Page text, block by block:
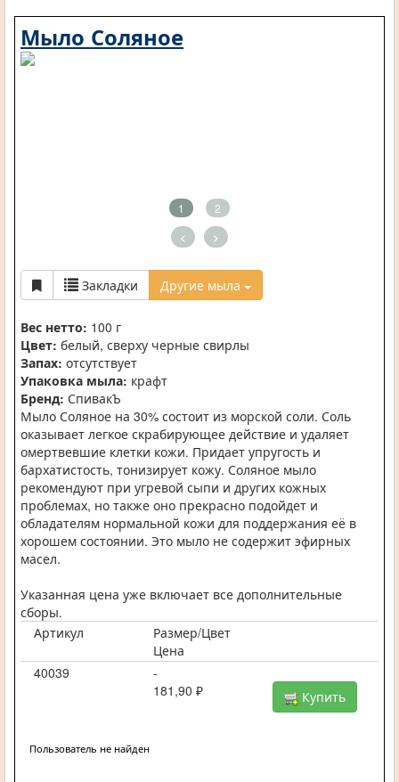
Мыло Соляное
1 2
< >
Закладки Другие мыла
Вес нетто: 100 г
Цвет: белый, сверху черные свирлы
Запах: отсутствует
Упаковка мыла: крафт
Бренд: СпивакЪ
Мыло Соляное на 30% состоит из морской соли. Соль
оказывает легкое скрабирующее действие и удаляет
омертвевшие клетки кожи. Придает упругость и
бархатистость, тонизирует кожу. Соляное мыло
рекомендуют при угревой сыпи и других кожных
проблемах, но также оно прекрасно подойдет и
обладателям нормальной кожи для поддержания её в
хорошем состоянии. Это мыло не содержит эфирных
масел.
Указанная цена уже включает все дополнительные
сборы.
Артикул
Размер/Цвет
Цена
40039
-
181,90 ₽
Купить
Пользователь не найден